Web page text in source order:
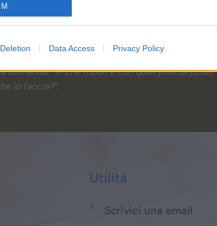
Data Access Privacy Policy
domanda:“In che modo e con quali priorità posso
io faccia?”.
Utilità
Scrivici una email